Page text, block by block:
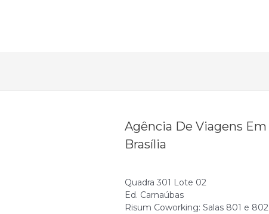
Agência De Viagens Em
Brasília
Quadra 301 Lote 02
Ed. Carnaúbas
Risum Coworking: Salas 801 e 802